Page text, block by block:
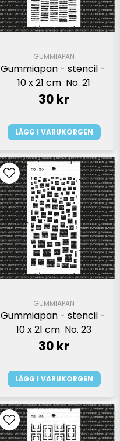
GUMMIAPAN
Gummiapan - stencil -
10 x 21 cm  No. 21
30 kr
LÄGG I VARUKORGEN
GUMMIAPAN
Gummiapan - stencil -
10 x 21 cm  No. 23
30 kr
LÄGG I VARUKORGEN